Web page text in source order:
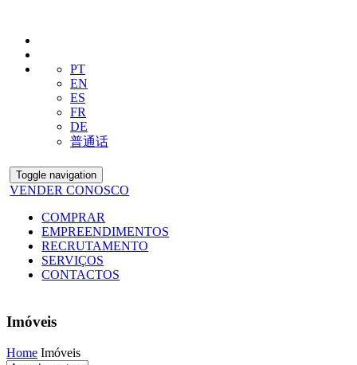
PT
EN
ES
FR
DE
普通话
Toggle navigation
VENDER CONOSCO
COMPRAR
EMPREENDIMENTOS
RECRUTAMENTO
SERVIÇOS
CONTACTOS
Imóveis
Home Imóveis